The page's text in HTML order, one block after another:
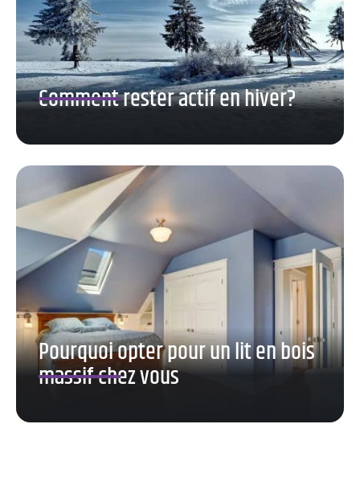
Comment rester actif en hiver?
Pourquoi opter pour un lit en bois
massif chez vous